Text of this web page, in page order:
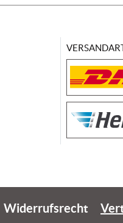
Widerrufsrecht